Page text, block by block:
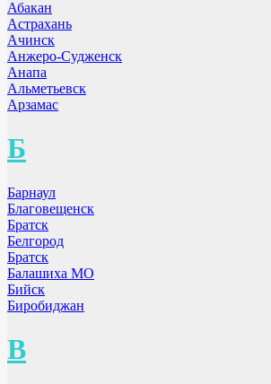
Абакан
Астрахань
Ачинск
Анжеро-Судженск
Анапа
Альметьевск
Арзамас
Б
Барнаул
Благовещенск
Братск
Белгород
Братск
Балашиха МО
Бийск
Биробиджан
В